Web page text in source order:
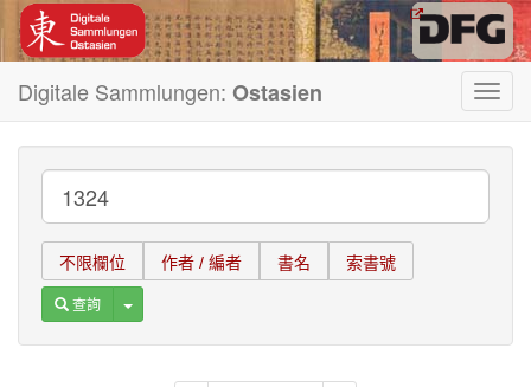
Digitale Sammlungen: Ostasien
不限欄位 作者 / 編者 書名 索書號
查詢 Toggle Dropdown